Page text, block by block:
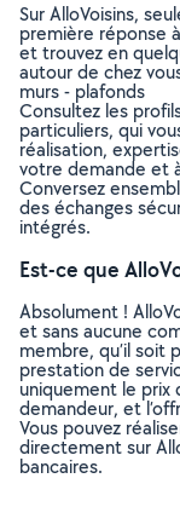
Sur AlloVoisins,
première réponse
et trouvez en
autour de chez
murs - plafonds
Consultez les
particuliers, qui
réalisation,
votre demande et
Conversez
des échanges
intégrés.
Est-ce que
Absolument !
et sans aucune
membre, qu’il soit
prestation de
uniquement le prix
demandeur, et
Vous pouvez
directement sur
bancaires.